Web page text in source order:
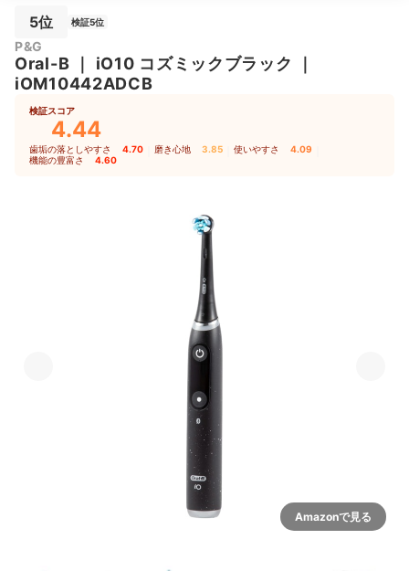
5位 検証5位
P&G
Oral-B iO10 コズミックブラック
iOM10442ADCB
検証スコア
4.44
歯垢の落としやすさ 4.70 磨き心地 3.85 使いやすさ 4.09
機能の豊富さ 4.60
Amazonで見る